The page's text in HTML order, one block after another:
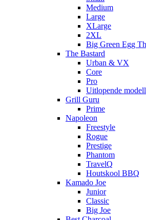
Medium
Large
XLarge
2XL
Big Green Egg
The Bastard
Urban & VX
Core
Pro
Uitlopende
Grill Guru
Prime
Napoleon
Freestyle
Rogue
Prestige
Phantom
TravelQ
Houtskool BBQ
Kamado Joe
Junior
Classic
Big Joe